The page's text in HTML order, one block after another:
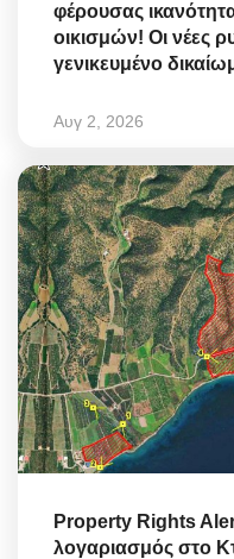
φέρουσας
οικισμών! Οι νέες
γενικευμένο
Αυγ 2, 2026
Property Rights
λογαριασμός στο